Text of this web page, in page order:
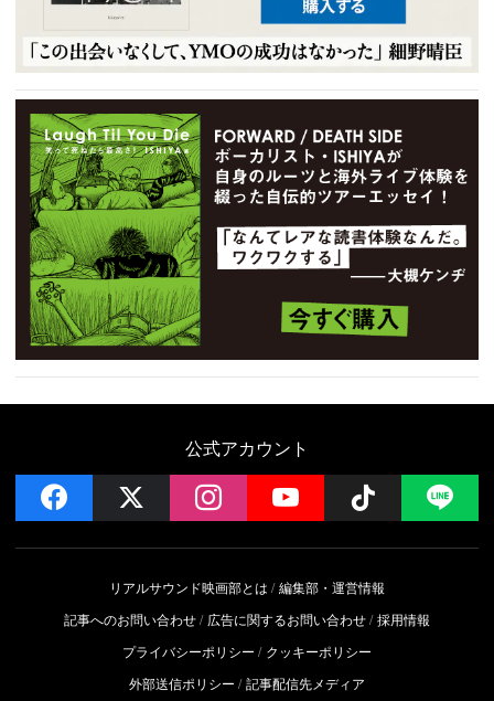
公式アカウント
facebook instagramYouTube Follow
リアルサウンド映画部とは
編集部・運営情報
記事へのお問い合わせ
広告に関するお問い合わせ 採用情報
プライバシーポリシー
クッキーポリシー
外部送信ポリシー
記事配信先メディア